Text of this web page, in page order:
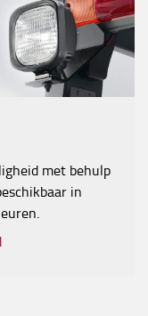
met behulp
in